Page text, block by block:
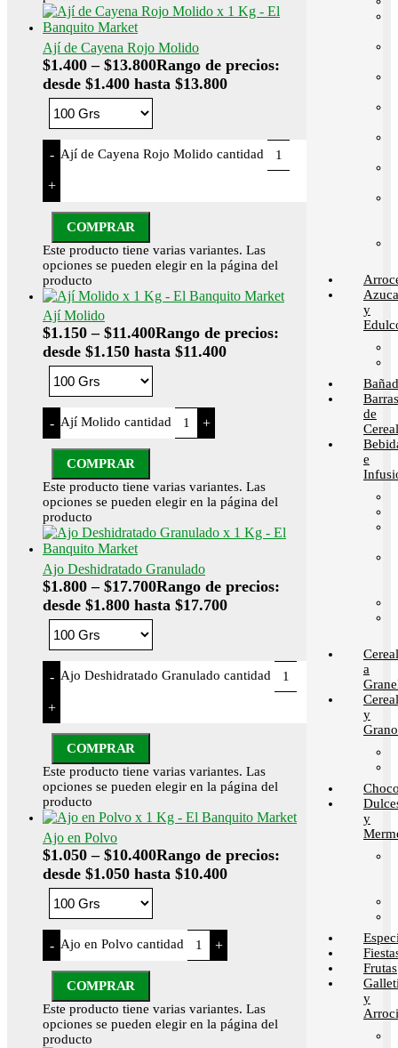
Ají de Cayena Rojo Molido
$1.400 – $13.800Rango de precios:
desde $1.400 hasta $13.800
- Ají de Cayena Rojo Molido cantidad
+
COMPRAR
Este producto tiene varias variantes. Las
opciones se pueden elegir en la página del
producto
Ají Molido
$1.150 – $11.400Rango de precios:
desde $1.150 hasta $11.400
- Ají Molido cantidad +
COMPRAR
Este producto tiene varias variantes. Las
opciones se pueden elegir en la página del
producto
Ajo Deshidratado Granulado
$1.800 – $17.700Rango de precios:
desde $1.800 hasta $17.700
- Ajo Deshidratado Granulado cantidad
+
COMPRAR
Este producto tiene varias variantes. Las
opciones se pueden elegir en la página del
producto
Ajo en Polvo
$1.050 – $10.400Rango de precios:
desde $1.050 hasta $10.400
- Ajo en Polvo cantidad +
COMPRAR
Este producto tiene varias variantes. Las
opciones se pueden elegir en la página del
producto
y
Barras
de
e
a
y
y
Frutas
y